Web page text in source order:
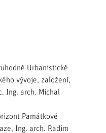
Urbanistické
vývoje, založení,
Ing. arch. Michal
Památkové
Ing. arch. Radim